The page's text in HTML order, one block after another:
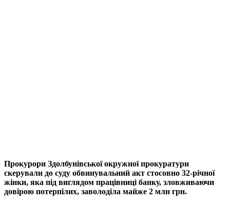
Прокурори Здолбунівської окружної прокуратури
скерували до суду обвинувальний акт стосовно 32-річної
жінки, яка під виглядом працівниці банку, зловживаючи
довірою потерпілих, заволоділа майже 2 млн грн.